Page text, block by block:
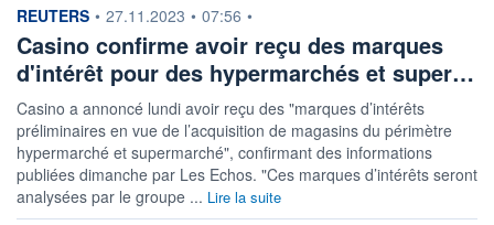
information fournie par
REUTERS • 27.11.2023 • 07:56 •
Casino confirme avoir reçu des marques
d'intérêt pour des hypermarchés et super…
Casino a annoncé lundi avoir reçu des "marques d’intérêts
préliminaires en vue de l’acquisition de magasins du périmètre
hypermarché et supermarché", confirmant des informations
publiées dimanche par Les Echos. "Ces marques d’intérêts seront
analysées par le groupe ... Lire la suite